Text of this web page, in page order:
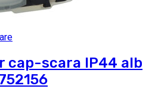
cap-scara IP44 alb